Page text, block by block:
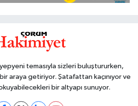
temasıyla sizleri buluştururken,
araya getiriyor. Şatafattan kaçınıyor ve
bir altyapı sunuyor.